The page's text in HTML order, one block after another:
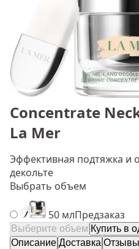
Concentrate
La Mer
Эффективная подтяжка и
декольте
Выбрать объем
50 млПредзаказ
Выберите объем Купить в
Описание Доставка Отзывы